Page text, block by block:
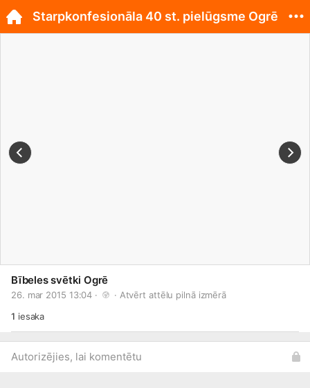
Bībeles svētki Ogrē
26. mar 2015 13:04 · · Atvērt attēlu pilnā izmērā
1 iesaka
Autorizējies, lai komentētu
Starpkonfesionāla 40 st. pielūgsme Ogrē